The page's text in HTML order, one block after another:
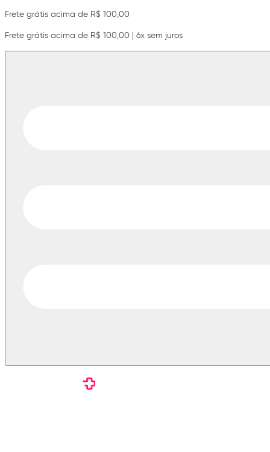
Frete grátis acima de R$ 100,00
Frete grátis acima de R$ 100,00 | 6x sem juros